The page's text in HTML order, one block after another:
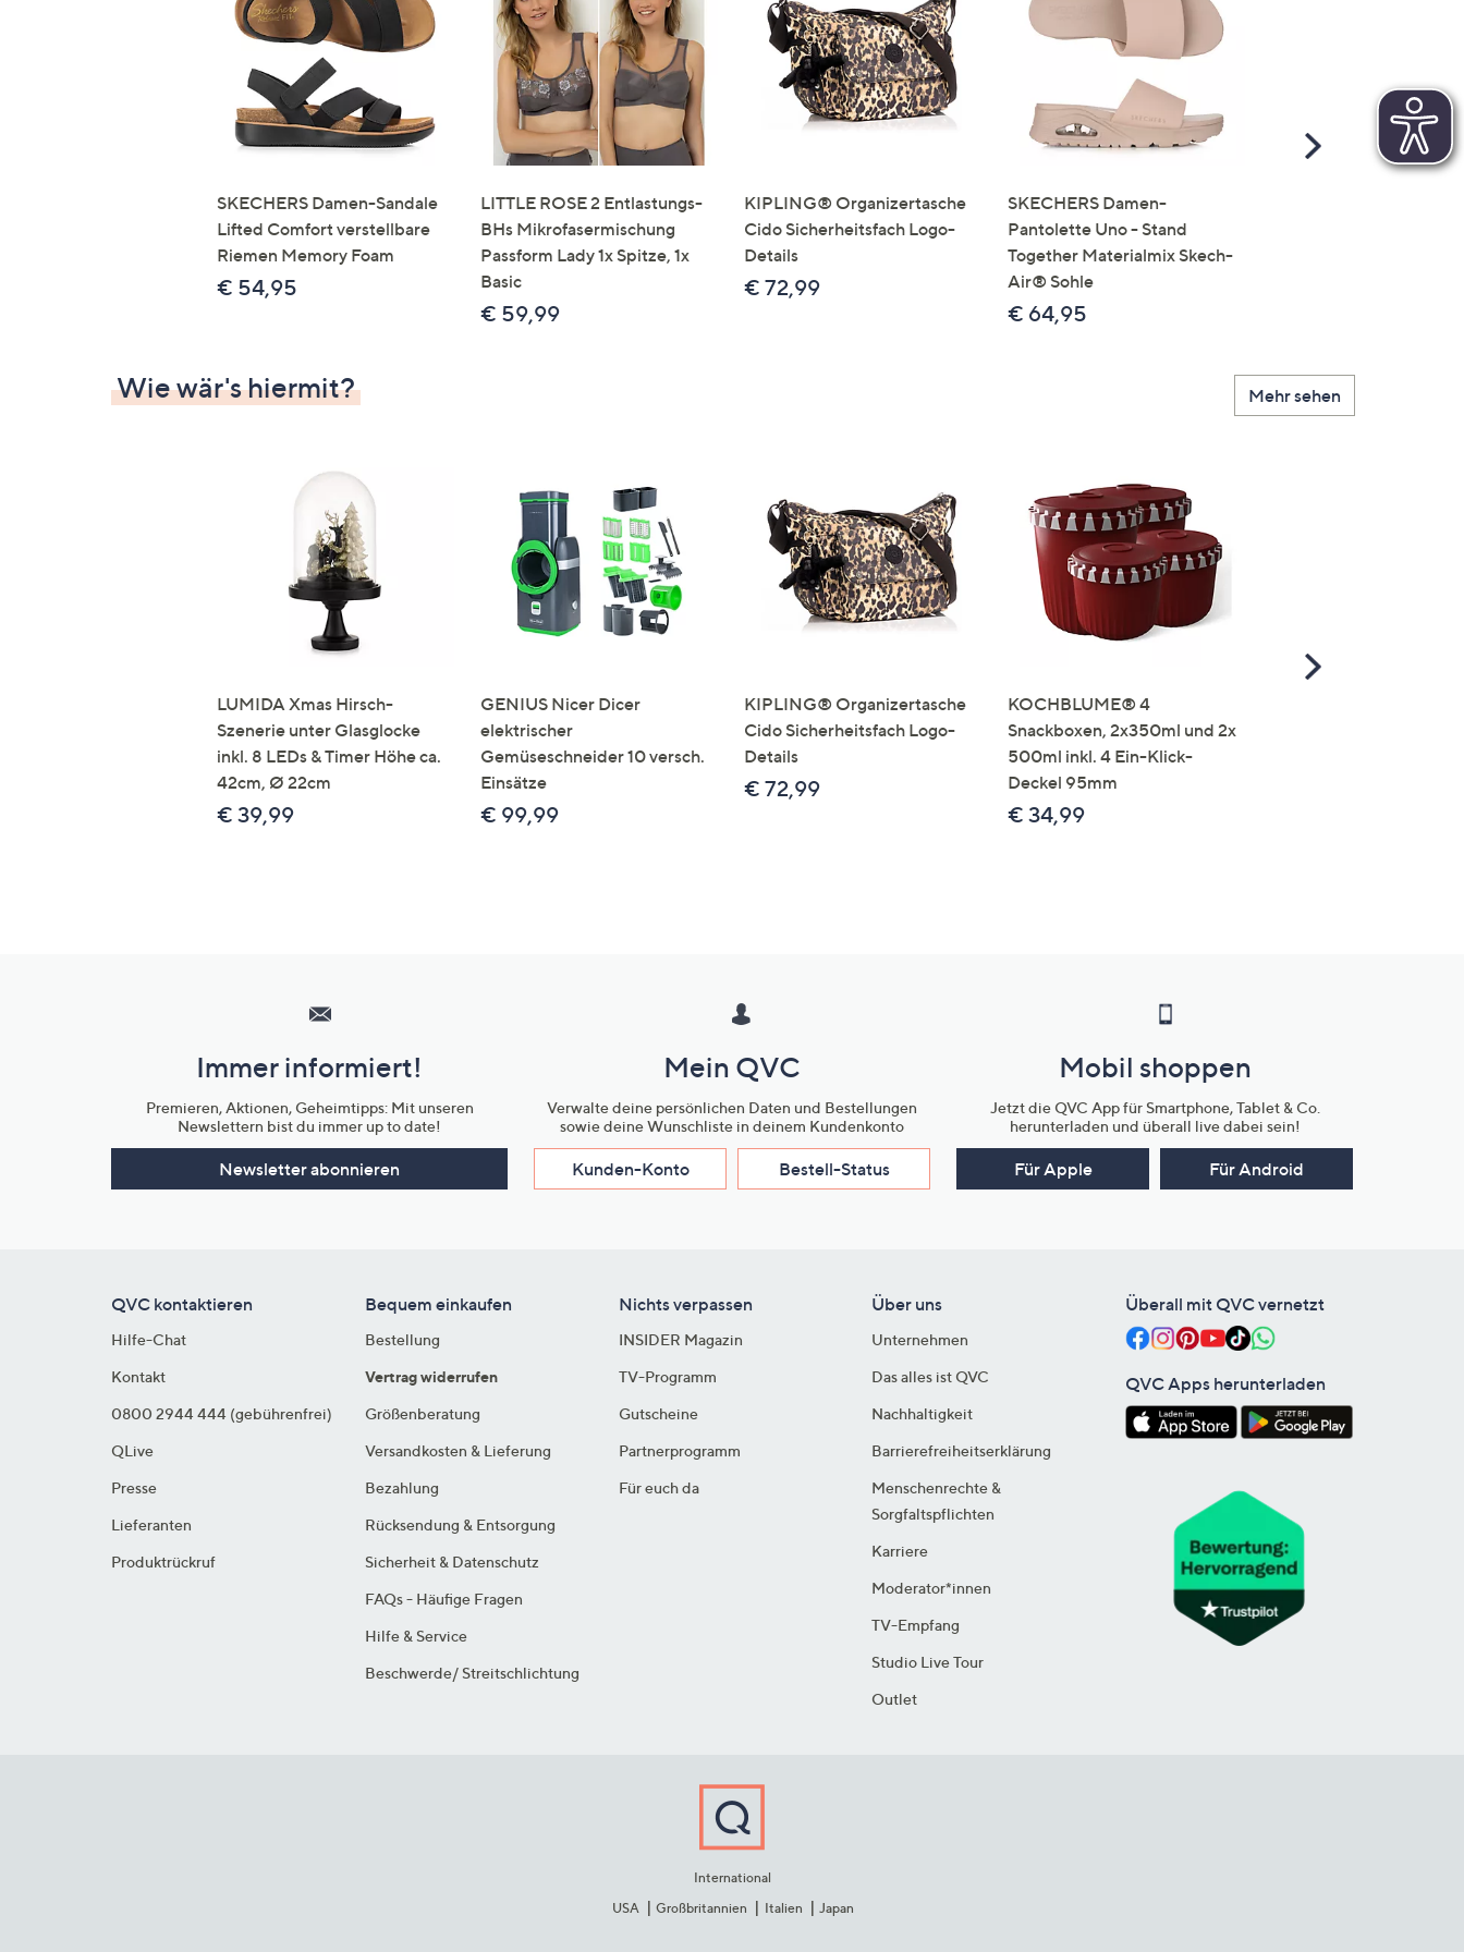
Touch-
Geräten
nach
links
bzw.
rechts,
um
diese
anzuzeigen.
SKECHERS Damen-Sandale
Lifted Comfort verstellbare
Riemen Memory Foam
€ 54,95
LITTLE ROSE 2 Entlastungs-
BHs Mikrofasermischung
Passform Lady 1x Spitze, 1x
Basic
€ 59,99
KIPLING® Organizertasche
Cido Sicherheitsfach Logo-
Details
€ 72,99
SKECHERS Damen-
Pantolette Uno - Stand
Together Materialmix Skech-
Air® Sohle
€ 64,95
Scroll
Wie wär's hiermit? Mehr sehen
LUMIDA Xmas Hirsch-
Szenerie unter Glasglocke
inkl. 8 LEDs & Timer Höhe ca.
42cm, Ø 22cm
€ 39,99
GENIUS Nicer Dicer
elektrischer
Gemüseschneider 10 versch.
Einsätze
€ 99,99
KIPLING® Organizertasche
Cido Sicherheitsfach Logo-
Details
€ 72,99
KOCHBLUME® 4
Snackboxen, 2x350ml und 2x
500ml inkl. 4 Ein-Klick-
Deckel 95mm
€ 34,99
Scroll
Unternehmensinformationen
Immer informiert!
Premieren, Aktionen, Geheimtipps: Mit unseren
Newslettern bist du immer up to date!
Newsletter abonnieren
Mein QVC
Verwalte deine persönlichen Daten und Bestellungen
sowie deine Wunschliste in deinem Kundenkonto
Kunden-Konto Bestell-Status
Mobil shoppen
Jetzt die QVC App für Smartphone, Tablet & Co.
herunterladen und überall live dabei sein!
Für Apple Für Android
QVC kontaktieren
Hilfe-Chat
Kontakt
0800 2944 444 (gebührenfrei)
QLive
Presse
Lieferanten
Produktrückruf
Bequem einkaufen
Bestellung
Vertrag widerrufen
Größenberatung
Versandkosten & Lieferung
Bezahlung
Rücksendung & Entsorgung
Sicherheit & Datenschutz
FAQs - Häufige Fragen
Hilfe & Service
Beschwerde/ Streitschlichtung
Nichts verpassen
INSIDER Magazin
TV-Programm
Gutscheine
Partnerprogramm
Für euch da
Über uns
Unternehmen
Das alles ist QVC
Nachhaltigkeit
Barrierefreiheitserklärung
Menschenrechte &
Sorgfaltspflichten
Karriere
Moderator*innen
TV-Empfang
Studio Live Tour
Outlet
Überall mit QVC vernetzt
QVC Apps herunterladen
International
USA
Großbritannien Italien Japan